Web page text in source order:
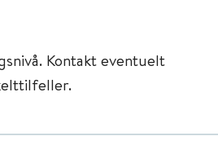
Kontakt eventuelt